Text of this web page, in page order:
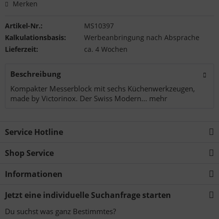
Merken
Artikel-Nr.:
MS10397
Kalkulationsbasis:
Werbeanbringung nach Absprache
Lieferzeit:
ca. 4 Wochen
Beschreibung
Kompakter Messerblock mit sechs Küchenwerkzeugen,
made by Victorinox. Der Swiss Modern... mehr
Service Hotline
Shop Service
Informationen
Jetzt eine individuelle Suchanfrage starten
Du suchst was ganz Bestimmtes?